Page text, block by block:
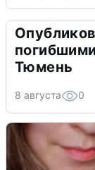
Тюмень
8 августа 0